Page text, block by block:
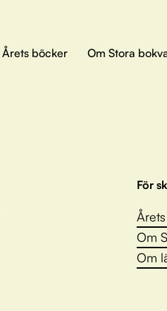
Årets böcker Om Stora
För
Om
Om